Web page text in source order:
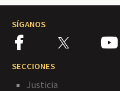
SÍGANOS
SECCIONES
Justicia